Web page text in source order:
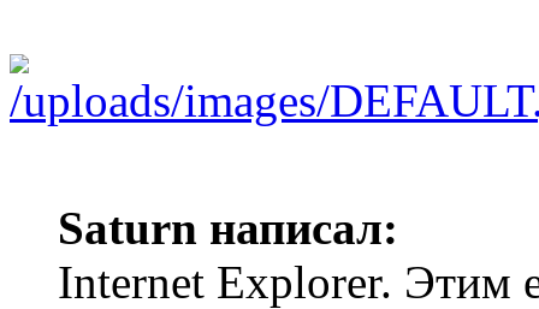
Saturn написал:
Internet Explorer. Этим